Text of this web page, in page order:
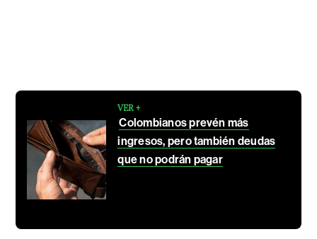
VER +
Colombianos prevén más
ingresos, pero también deudas
que no podrán pagar